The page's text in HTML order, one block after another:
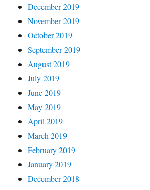
December 2019
November 2019
October 2019
September 2019
August 2019
July 2019
June 2019
May 2019
April 2019
March 2019
February 2019
January 2019
December 2018